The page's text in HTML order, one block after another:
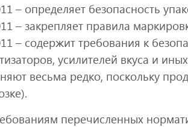
– определяет безопасность
– закрепляет правила
– содержит требования к
усилителей вкуса и
весьма редко, поскольку
перечисленных